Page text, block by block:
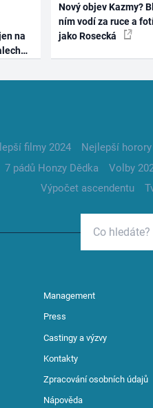
na
Nový objev Kazmy?
ním vodí za ruce a
jako Rosecká
filmy 2024 Nejlepší horory
7 pádů Honzy Dědka Volby
Výpočet ascendentu
Management
Press
Castingy a výzvy
Kontakty
Zpracování osobních údajů
Nápověda